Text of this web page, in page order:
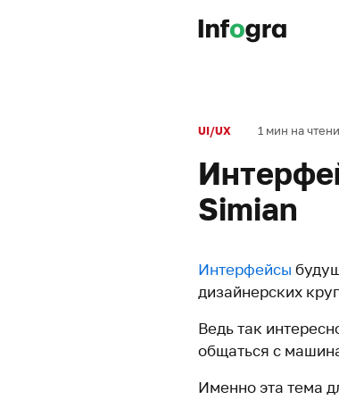
UI/UX 1 мин на
Simian
Интерфейсы
дизайнерских
Ведь так
общаться с
Именно эта тема